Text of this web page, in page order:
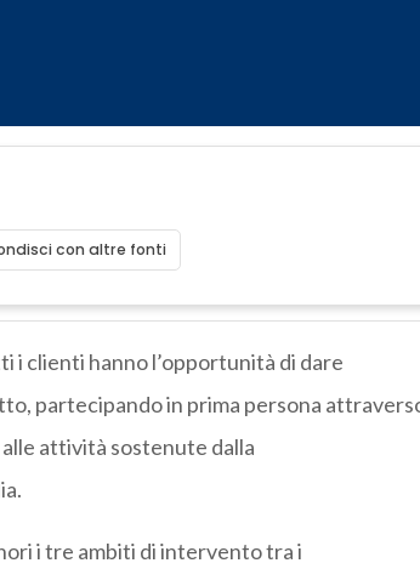
con altre fonti
i clienti hanno l’opportunità di dare
partecipando in prima persona
attività sostenute dalla
i tre ambiti di intervento tra i